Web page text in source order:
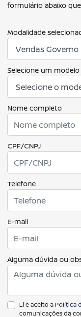
formulário abaixo
Modalidade
Selecione um modelo
Nome completo
CPF/CNPJ
Telefone
E-mail
Alguma dúvida ou
Li e aceito a Política
comunicações da